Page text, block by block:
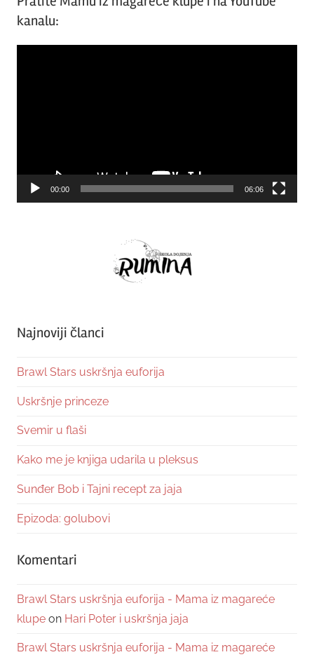
kanalu:
00:00 06:06
Najnoviji članci
Brawl Stars uskršnja euforija
Uskršnje princeze
Svemir u flaši
Kako me je knjiga udarila u pleksus
Sunđer Bob i Tajni recept za jaja
Epizoda: golubovi
Komentari
Brawl Stars uskršnja euforija - Mama iz magareće
klupe on Hari Poter i uskršnja jaja
Brawl Stars uskršnja euforija - Mama iz magareće